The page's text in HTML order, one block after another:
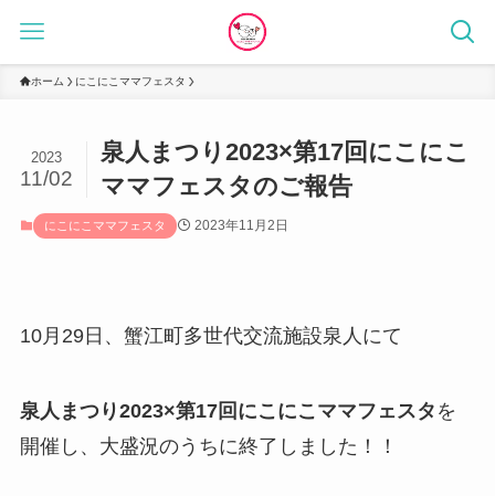
ホーム にこにこママフェスタ
泉人まつり2023×第17回にこにこ
ママフェスタのご報告
2023
11/02
にこにこママフェスタ 2023年11月2日
10月29日、蟹江町多世代交流施設泉人にて
泉人まつり2023×第17回にこにこママフェスタ を
開催し、大盛況のうちに終了しました！！